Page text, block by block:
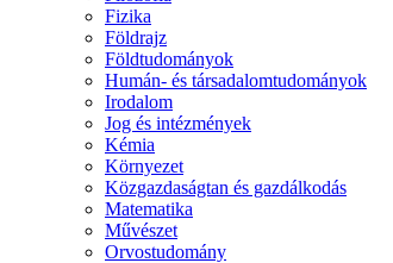
Fizika
Földrajz
Földtudományok
Humán- és társadalomtudományok
Irodalom
Jog és intézmények
Kémia
Környezet
Közgazdaságtan és gazdálkodás
Matematika
Művészet
Orvostudomány